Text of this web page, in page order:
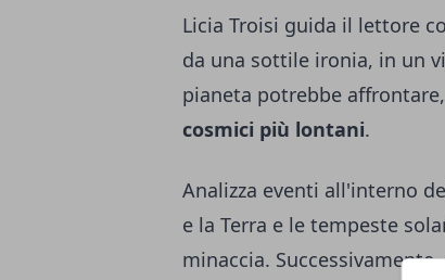
Licia Troisi guida il lettore
da una sottile ironia, in un
pianeta potrebbe
cosmici più lontani.
Analizza eventi all'interno
e la Terra e le tempeste
minaccia.